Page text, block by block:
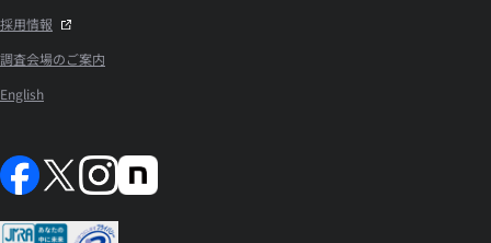
採用情報
調査会場のご案内
English